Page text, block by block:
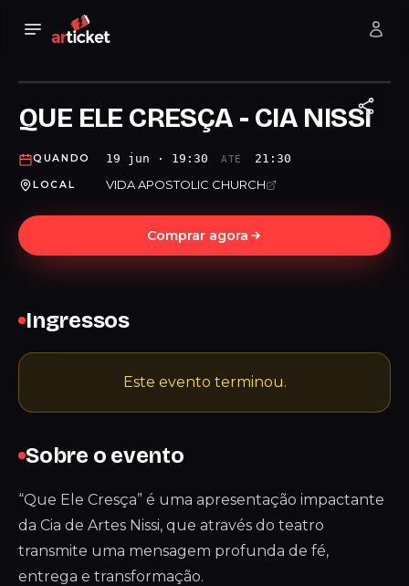
QUE ELE CRESÇA - CIA NISSI
QUANDO 19 jun · 19:30 ATÉ 21:30
LOCAL VIDA APOSTOLIC CHURCH
Comprar agora
Sobre o evento
“Que Ele Cresça” é uma apresentação impactante
da Cia de Artes Nissi, que através do teatro
transmite uma mensagem profunda de fé,
entrega e transformação.
Ingressos
Este evento terminou.